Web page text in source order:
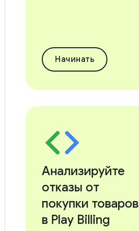
Начинать
Анализируйте
отказы от
покупки товаров
в Play Billing